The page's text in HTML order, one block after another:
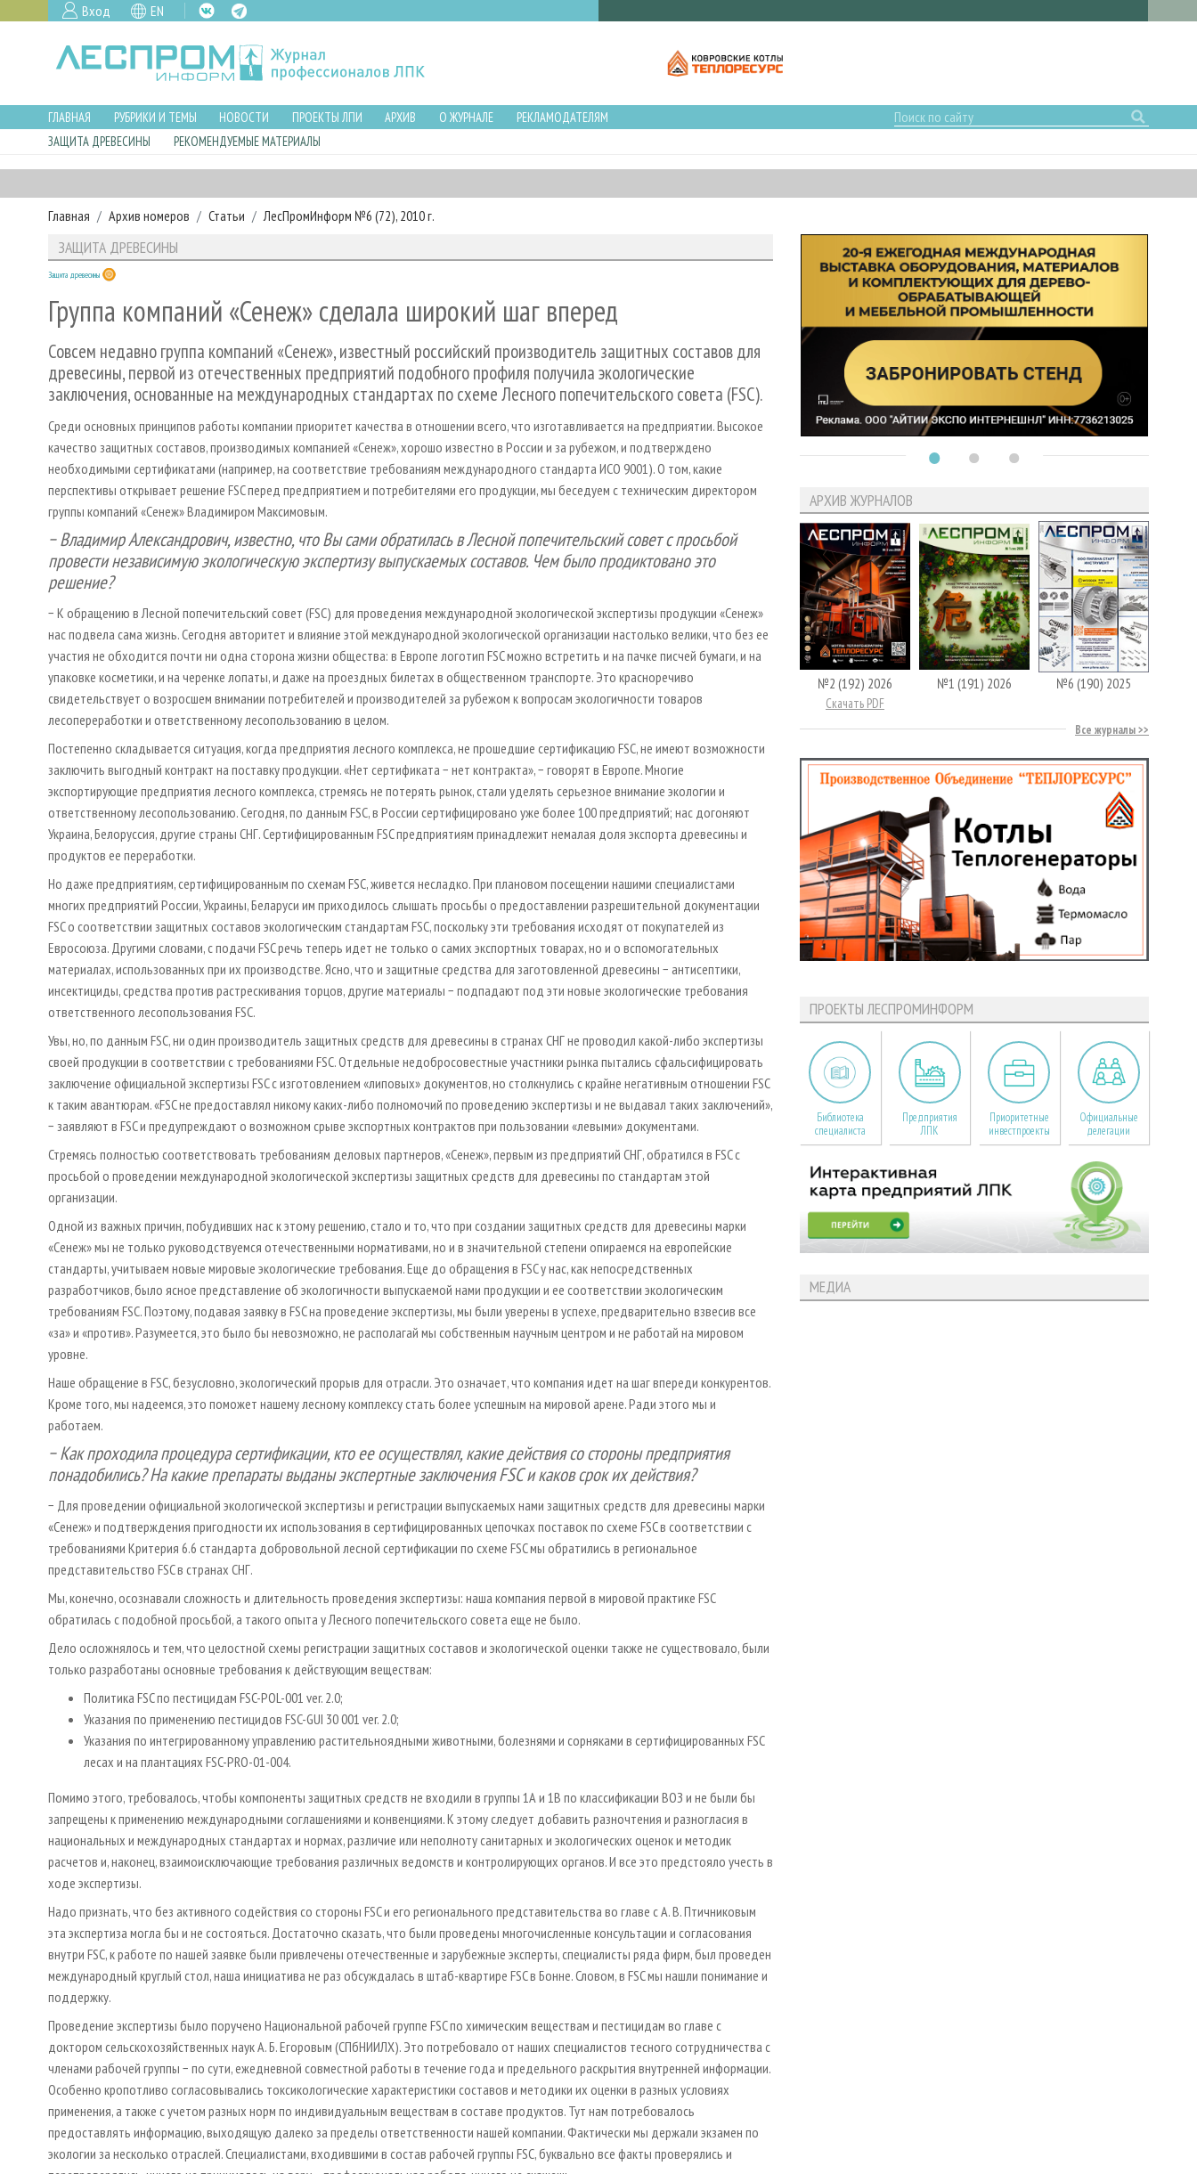
Вход EN
ГЛАВНАЯ РУБРИКИ И ТЕМЫ НОВОСТИ ПРОЕКТЫ ЛПИ АРХИВ О ЖУРНАЛЕ
РЕКЛАМОДАТЕЛЯМ
ЗАЩИТА ДРЕВЕСИНЫ
РЕКОМЕНДУЕМЫЕ МАТЕРИАЛЫ
Главная Архив номеров Статьи ЛесПромИнформ №6 (72), 2010 г.
ЗАЩИТА ДРЕВЕСИНЫ
Защита древесины
Группа компаний «Сенеж» сделала широкий шаг вперед
Совсем недавно группа компаний «Сенеж», известный российский производитель защитных составов для
древесины, первой из отечественных предприятий подобного профиля получила экологические
заключения, основанные на международных стандартах по схеме Лесного попечительского совета (FSC).
Среди основных принципов работы компании приоритет качества в отношении всего, что изготавливается на предприятии. Высокое
качество защитных составов, производимых компанией «Сенеж», хорошо известно в России и за рубежом, и подтверждено
необходимыми сертификатами (например, на соответствие требованиям международного стандарта ИСО 9001). О том, какие
перспективы открывает решение FSC перед предприятием и потребителями его продукции, мы беседуем с техническим директором
группы компаний «Сенеж» Владимиром Максимовым.
− Владимир Александрович, известно, что Вы сами обратилась в Лесной попечительский совет с просьбой
провести независимую экологическую экспертизу выпускаемых составов. Чем было продиктовано это
решение?
− К обращению в Лесной попечительский совет (FSC) для проведения международной экологической экспертизы продукции «Сенеж»
нас подвела сама жизнь. Сегодня авторитет и влияние этой международной экологической организации настолько велики, что без ее
участия не обходится почти ни одна сторона жизни общества: в Европе логотип FSC можно встретить и на пачке писчей бумаги, и на
упаковке косметики, и на черенке лопаты, и даже на проездных билетах в общественном транспорте. Это красноречиво
свидетельствует о возросшем внимании потребителей и производителей за рубежом к вопросам экологичности товаров
лесопереработки и ответственному лесопользованию в целом.
Постепенно складывается ситуация, когда предприятия лесного комплекса, не прошедшие сертификацию FSC, не имеют возможности
заключить выгодный контракт на поставку продукции. «Нет сертификата − нет контракта», − говорят в Европе. Многие
экспортирующие предприятия лесного комплекса, стремясь не потерять рынок, стали уделять серьезное внимание экологии и
ответственному лесопользованию. Сегодня, по данным FSC, в России сертифицировано уже более 100 предприятий; нас догоняют
Украина, Белоруссия, другие страны СНГ. Сертифицированным FSC предприятиям принадлежит немалая доля экспорта древесины и
продуктов ее переработки.
Но даже предприятиям, сертифицированным по схемам FSC, живется несладко. При плановом посещении нашими специалистами
многих предприятий России, Украины, Беларуси им приходилось слышать просьбы о предоставлении разрешительной документации
FSC о соответствии защитных составов экологическим стандартам FSC, поскольку эти требования исходят от покупателей из
Евросоюза. Другими словами, с подачи FSC речь теперь идет не только о самих экспортных товарах, но и о вспомогательных
материалах, использованных при их производстве. Ясно, что и защитные средства для заготовленной древесины − антисептики,
инсектициды, средства против растрескивания торцов, другие материалы − подпадают под эти новые экологические требования
ответственного лесопользования FSC.
Увы, но, по данным FSC, ни один производитель защитных средств для древесины в странах СНГ не проводил какой-либо экспертизы
своей продукции в соответствии с требованиями FSC. Отдельные недобросовестные участники рынка пытались сфальсифицировать
заключение официальной экспертизы FSC с изготовлением «липовых» документов, но столкнулись с крайне негативным отношении FSC
к таким авантюрам. «FSC не предоставлял никому каких-либо полномочий по проведению экспертизы и не выдавал таких заключений»,
− заявляют в FSC и предупреждают о возможном срыве экспортных контрактов при пользовании «левыми» документами.
Стремясь полностью соответствовать требованиям деловых партнеров, «Сенеж», первым из предприятий СНГ, обратился в FSC с
просьбой о проведении международной экологической экспертизы защитных средств для древесины по стандартам этой
организации.
Одной из важных причин, побудивших нас к этому решению, стало и то, что при создании защитных средств для древесины марки
«Сенеж» мы не только руководствуемся отечественными нормативами, но и в значительной степени опираемся на европейские
стандарты, учитываем новые мировые экологические требования. Еще до обращения в FSC у нас, как непосредственных
разработчиков, было ясное представление об экологичности выпускаемой нами продукции и ее соответствии экологическим
требованиям FSC. Поэтому, подавая заявку в FSC на проведение экспертизы, мы были уверены в успехе, предварительно взвесив все
«за» и «против». Разумеется, это было бы невозможно, не располагай мы собственным научным центром и не работай на мировом
уровне.
Наше обращение в FSC, безусловно, экологический прорыв для отрасли. Это означает, что компания идет на шаг впереди конкурентов.
Кроме того, мы надеемся, это поможет нашему лесному комплексу стать более успешным на мировой арене. Ради этого мы и
работаем.
− Как проходила процедура сертификации, кто ее осуществлял, какие действия со стороны предприятия
понадобились? На какие препараты выданы экспертные заключения FSC и каков срок их действия?
− Для проведении официальной экологической экспертизы и регистрации выпускаемых нами защитных средств для древесины марки
«Сенеж» и подтверждения пригодности их использования в сертифицированных цепочках поставок по схеме FSC в соответствии с
требованиями Критерия 6.6 стандарта добровольной лесной сертификации по схеме FSC мы обратились в региональное
представительство FSC в странах СНГ.
Мы, конечно, осознавали сложность и длительность проведения экспертизы: наша компания первой в мировой практике FSC
обратилась с подобной просьбой, а такого опыта у Лесного попечительского совета еще не было.
Дело осложнялось и тем, что целостной схемы регистрации защитных составов и экологической оценки также не существовало, были
только разработаны основные требования к действующим веществам:
Политика FSC по пестицидам FSC-POL-001 ver. 2.0;
Указания по применению пестицидов FSC-GUI 30 001 ver. 2.0;
Указания по интегрированному управлению растительноядными животными, болезнями и сорняками в сертифицированных FSC
лесах и на плантациях FSC-PRO-01-004.
Помимо этого, требовалось, чтобы компоненты защитных средств не входили в группы 1А и 1В по классификации ВОЗ и не были бы
запрещены к применению международными соглашениями и конвенциями. К этому следует добавить разночтения и разногласия в
национальных и международных стандартах и нормах, различие или неполноту санитарных и экологических оценок и методик
расчетов и, наконец, взаимоисключающие требования различных ведомств и контролирующих органов. И все это предстояло учесть в
ходе экспертизы.
Надо признать, что без активного содействия со стороны FSC и его регионального представительства во главе с А. В. Птичниковым
эта экспертиза могла бы и не состояться. Достаточно сказать, что были проведены многочисленные консультации и согласования
внутри FSC, к работе по нашей заявке были привлечены отечественные и зарубежные эксперты, специалисты ряда фирм, был проведен
международный круглый стол, наша инициатива не раз обсуждалась в штаб-квартире FSC в Бонне. Словом, в FSC мы нашли понимание и
поддержку.
Проведение экспертизы было поручено Национальной рабочей группе FSC по химическим веществам и пестицидам во главе с
доктором сельскохозяйственных наук А. Б. Егоровым (СПбНИИЛХ). Это потребовало от наших специалистов тесного сотрудничества с
членами рабочей группы − по сути, ежедневной совместной работы в течение года и предельного раскрытия внутренней информации.
Особенно кропотливо согласовывались токсикологические характеристики составов и методики их оценки в разных условиях
применения, а также с учетом разных норм по индивидуальным веществам в составе продуктов. Тут нам потребовалось
предоставлять информацию, выходящую далеко за пределы ответственности нашей компании. Фактически мы держали экзамен по
экологии за несколько отраслей. Специалистами, входившими в состав рабочей группы FSC, буквально все факты проверялись и
АРХИВ ЖУРНАЛОВ
№2 (192) 2026
Скачать PDF
№1 (191) 2026 №6 (190) 2025
Все журналы
ПРОЕКТЫ ЛЕСПРОМИНФОРМ
Библиотека
специалиста
Предприятия
ЛПК
Приоритетные
инвестпроекты
Официальные
делегации
МЕДИА